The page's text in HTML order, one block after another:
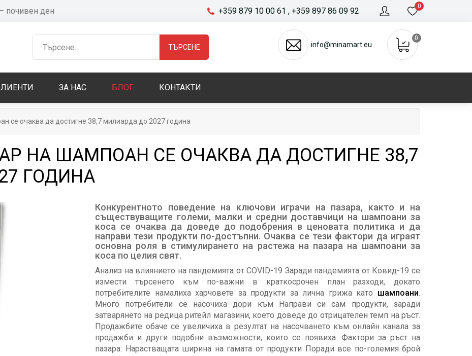
почивен ден 0
+359 879 10 00 61 , +359 897 86 09 92
ТЪРСЕНЕ info@minamart.eu
0
ЗА НАС БЛОГ КОНТАКТИ
се очаква да достигне 38,7 милиарда до 2027 година
НА ШАМПОАН СЕ ОЧАКВА ДА ДОСТИГНЕ 38,7
ГОДИНА
Конкурентното поведение на ключови играчи на пазара, както и на
съществуващите големи, малки и средни доставчици на шампоани за
коса се очаква да доведе до подобрения в ценовата политика и да
направи тези продукти по-достъпни. Очаква се тези фактори да играят
основна роля в стимулирането на растежа на пазара на шампоани за
коса по целия свят.
Анализ на влиянието на пандемията от COVID-19 Заради пандемията от Ковид-19 се
измести търсенето към по-важни в краткосрочен план разходи, докато
потребителите намалиха харчовете за продукти за лична грижа като шампоани.
Много потребители се насочиха дори към Направи си сам продукти, заради
затварянето на редица ритейл магазини, което доведе до отрицателен темп на ръст.
Продажбите обаче се увеличиха в резултат на насочването към онлайн канала за
продажби и други подобни възможности, които се появиха. Фактори за ръст на
пазара: Нарастващата ширина на гамата от продукти Поради все по-големия брой